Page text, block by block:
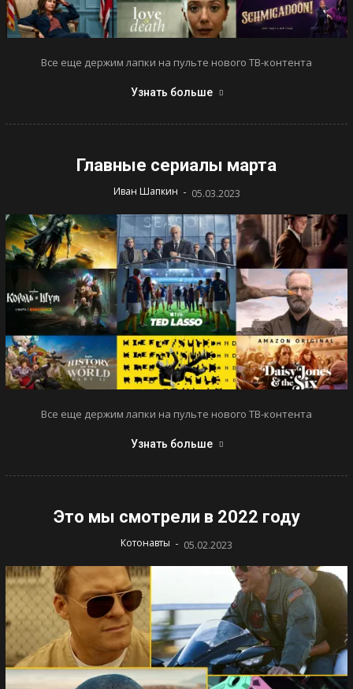
Все еще держим лапки на пульте нового ТВ-контента
Узнать больше
Главные сериалы марта
Иван Шапкин - 05.03.2023
Все еще держим лапки на пульте нового ТВ-контента
Узнать больше
Это мы смотрели в 2022 году
Котонавты - 05.02.2023